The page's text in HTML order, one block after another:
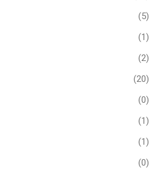
(5)
(1)
(2)
(20)
(0)
(1)
(1)
(0)